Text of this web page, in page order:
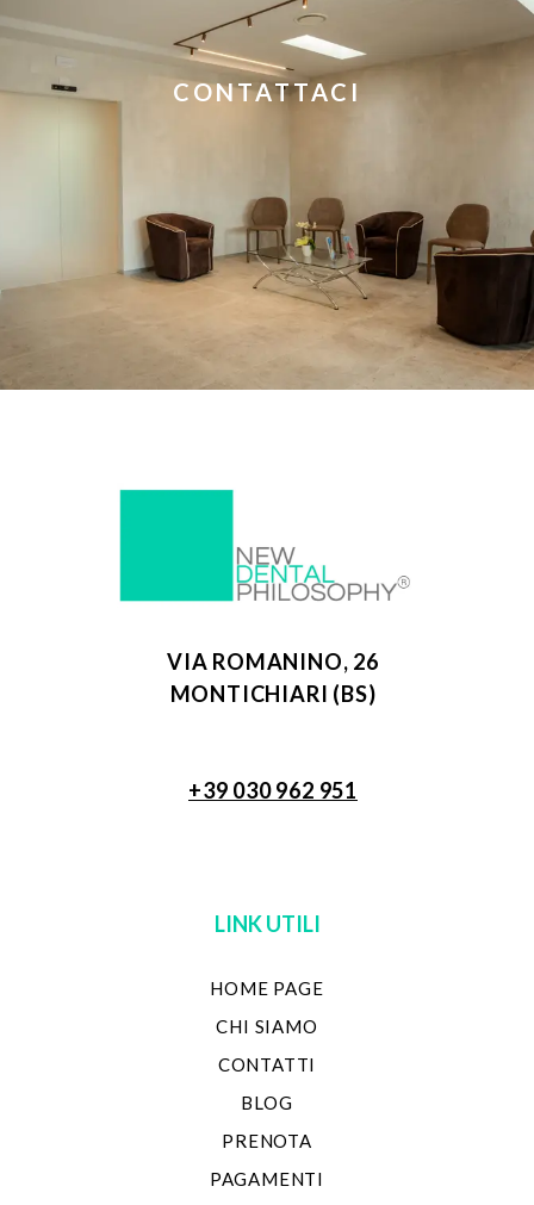
CONTATTACI
VIA ROMANINO, 26
MONTICHIARI (BS)
+39 030 962 951
LINK UTILI
HOME PAGE
CHI SIAMO
CONTATTI
BLOG
PRENOTA
PAGAMENTI